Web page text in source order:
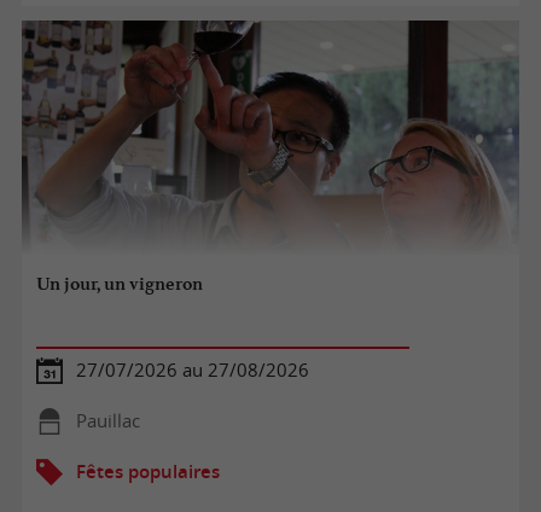
Un jour, un vigneron
27/07/2026 au 27/08/2026
Pauillac
Fêtes populaires